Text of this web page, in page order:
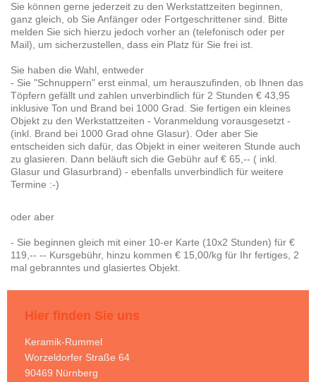
Sie können gerne jederzeit zu den Werkstattzeiten beginnen,
ganz gleich, ob Sie Anfänger oder Fortgeschrittener sind. Bitte
melden Sie sich hierzu jedoch vorher an (telefonisch oder per
Mail), um sicherzustellen, dass ein Platz für Sie frei ist.
Sie haben die Wahl, entweder
- Sie "Schnuppern" erst einmal, um herauszufinden, ob Ihnen das
Töpfern gefällt und zahlen unverbindlich für 2 Stunden € 43,95
inklusive Ton und Brand bei 1000 Grad. Sie fertigen ein kleines
Objekt zu den Werkstattzeiten - Voranmeldung vorausgesetzt -
(inkl. Brand bei 1000 Grad ohne Glasur). Oder aber Sie
entscheiden sich dafür, das Objekt in einer weiteren Stunde auch
zu glasieren. Dann beläuft sich die Gebühr auf € 65,-- ( inkl.
Glasur und Glasurbrand) - ebenfalls unverbindlich für weitere
Termine :-)
oder aber
- Sie beginnen gleich mit einer 10-er Karte (10x2 Stunden) für €
119,-- -- Kursgebühr, hinzu kommen € 15,00/kg für Ihr fertiges, 2
mal gebranntes und glasiertes Objekt.
Hier finden Sie uns
Keramik-Rummel
Worzeldorfer Straße 64
90469 Nürnberg